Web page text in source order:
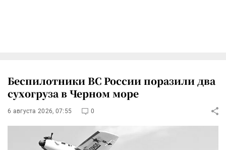
Беспилотники ВС России поразили два
сухогруза в Черном море
6 августа 2026, 07:55 0